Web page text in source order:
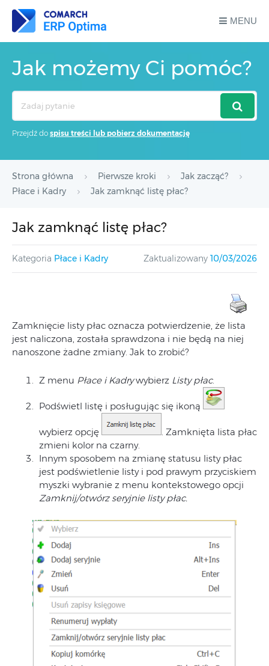
MENU
Jak możemy Ci pomóc?
Przejdź do spisu treści lub pobierz dokumentację
Strona główna Pierwsze kroki
Jak zacząć?
Płace i Kadry
Jak zamknąć listę płac?
Jak zamknąć listę płac?
Kategoria Płace i Kadry Zaktualizowany 10/03/2026
Zamknięcie listy płac oznacza potwierdzenie, że lista
jest naliczona, została sprawdzona i nie będą na niej
nanoszone żadne zmiany. Jak to zrobić?
Z menu Płace i Kadrywybierz Listy płac.
Podświetl listę i posługując się ikoną
wybierz opcję
. Zamknięta lista płac
zmieni kolor na czarny.
Innym sposobem na zmianę statusu listy płac
jest podświetlenie listy i pod prawym przyciskiem
myszki wybranie z menu kontekstowego opcji
Zamknij/otwórz seryjnie listy płac.